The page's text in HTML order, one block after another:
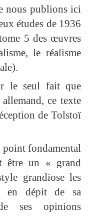
nous publions ici
études de 1936
5 des œuvres
le réalisme
le seul fait que
ce texte
de Tolstoï
point fondamental
être un « grand
grandiose les
en dépit de sa
ses opinions